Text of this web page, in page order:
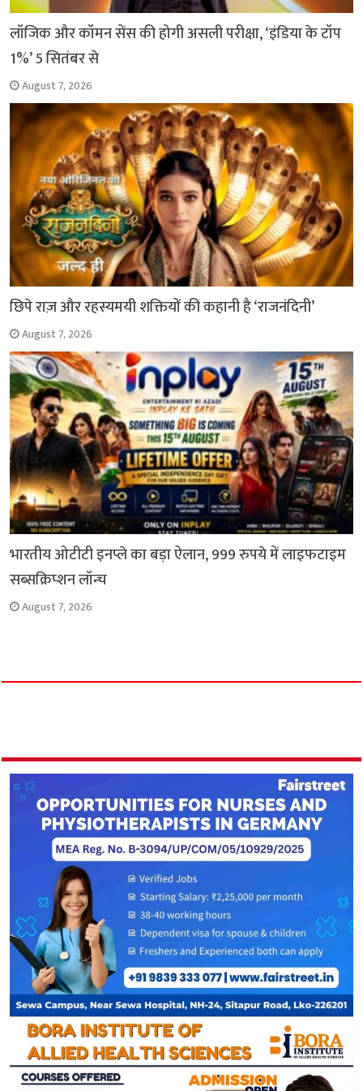
लॉजिक और कॉमन सेंस की होगी असली परीक्षा, ‘इंडिया के टॉप
1%’ 5 सितंबर से
August 7, 2026
छिपे राज़ और रहस्यमयी शक्तियों की कहानी है ‘राजनंदिनी’
August 7, 2026
भारतीय ओटीटी इनप्ले का बड़ा ऐलान, 999 रुपये में लाइफटाइम
सब्सक्रिप्शन लॉन्च
August 7, 2026